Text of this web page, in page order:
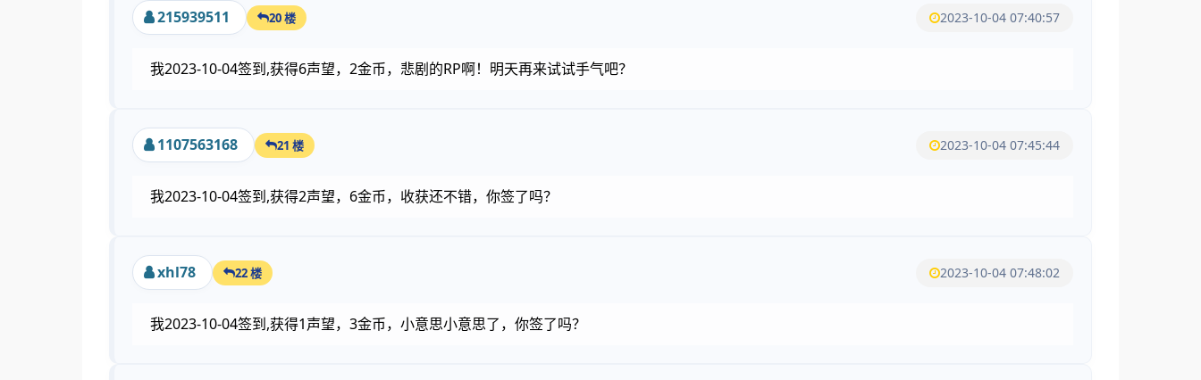
215939511 20 楼 2023-10-04 07:40:57
我2023-10-04签到,获得6声望，2金币，悲剧的RP啊！明天再来试试手气吧？
1107563168 21 楼 2023-10-04 07:45:44
我2023-10-04签到,获得2声望，6金币，收获还不错，你签了吗？
xhl78 22 楼 2023-10-04 07:48:02
我2023-10-04签到,获得1声望，3金币，小意思小意思了，你签了吗？